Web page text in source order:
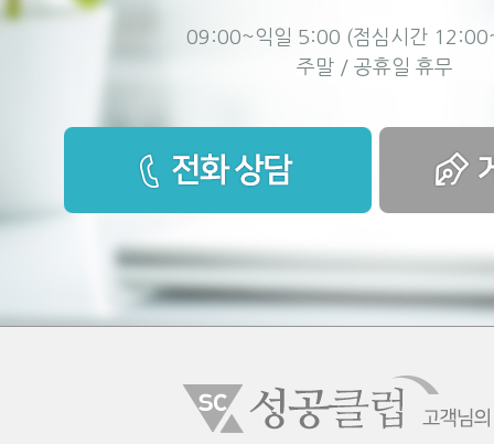
09:00~익일 5:00 (점심시간
주말 / 공휴일 휴무